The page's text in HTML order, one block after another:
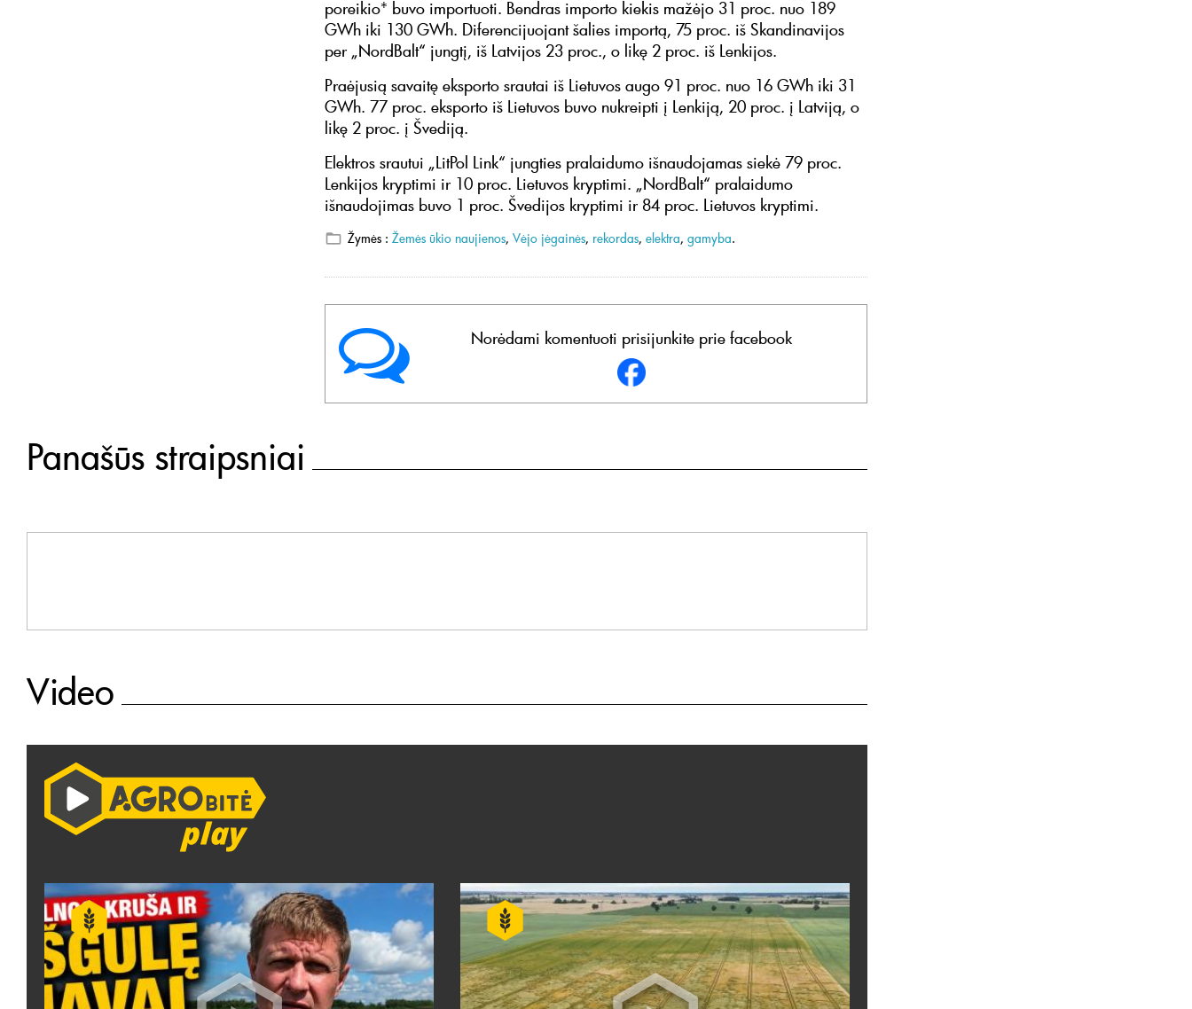
poreikio* buvo importuoti. Bendras importo kiekis mažėjo 31 proc. nuo 189
GWh iki 130 GWh. Diferencijuojant šalies importą, 75 proc. iš Skandinavijos
per „NordBalt“ jungtį, iš Latvijos 23 proc., o likę 2 proc. iš Lenkijos.
Praėjusią savaitę eksporto srautai iš Lietuvos augo 91 proc. nuo 16 GWh iki 31
GWh. 77 proc. eksporto iš Lietuvos buvo nukreipti į Lenkiją, 20 proc. į Latviją, o
likę 2 proc. į Švediją.
Elektros srautui „LitPol Link“ jungties pralaidumo išnaudojamas siekė 79 proc.
Lenkijos kryptimi ir 10 proc. Lietuvos kryptimi. „NordBalt“ pralaidumo
išnaudojimas buvo 1 proc. Švedijos kryptimi ir 84 proc. Lietuvos kryptimi.
Žymės : Žemės ūkio naujienos, Vėjo jėgainės, rekordas, elektra, gamyba.
Norėdami komentuoti prisijunkite prie facebook
Panašūs straipsniai
Video